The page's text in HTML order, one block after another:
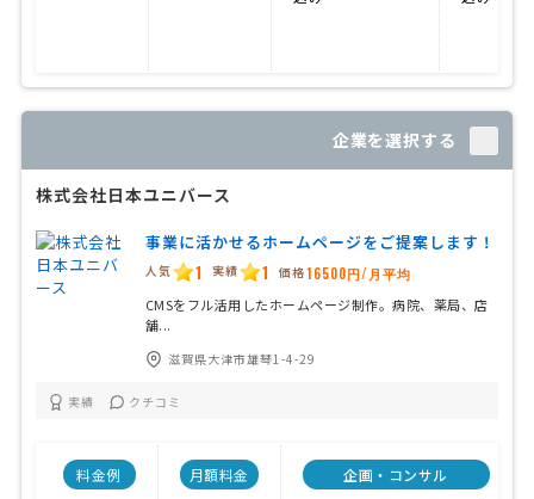
企業を選択する
株式会社日本ユニバース
事業に活かせるホームページをご提案します！
人気 1 実績 1 価格16500円/月平均
CMSをフル活用したホームページ制作。病院、薬局、店
舗...
滋賀県大津市雄琴1-4-29
実績 クチコミ
料金例
月額料金
企画・コンサル